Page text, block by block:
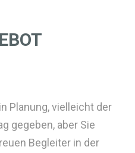
Planung, vielleicht der
gegeben, aber Sie
Begleiter in der